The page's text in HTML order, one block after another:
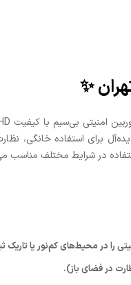
ایده‌آل برای استفاده خانگی،
در شرایط مختلف مناسب
را در محیط‌های کم‌نور یا
در فضای باز).